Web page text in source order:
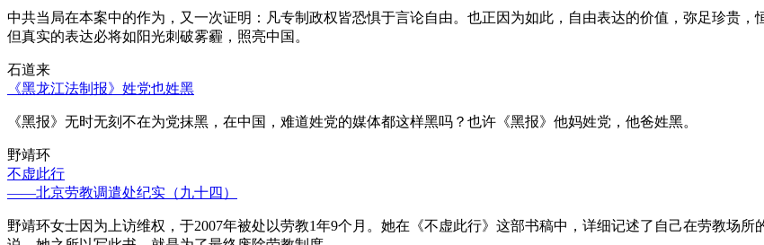
中共当局在本案中的作为，又一次证明：凡专制政权皆恐惧于言论自由。也正因为如此，自由表达的价值，弥足珍贵
但真实的表达必将如阳光刺破雾霾，照亮中国。
石道来
《黑龙江法制报》姓党也姓黑
《黑报》无时无刻不在为党抹黑，在中国，难道姓党的媒体都这样黑吗？也许《黑报》他妈姓党，他爸姓黑。
野靖环
不虚此行
——北京劳教调遣处纪实（九十四）
野靖环女士因为上访维权，于2007年被处以劳教1年9个月。她在《不虚此行》这部书稿中，详细记述了自己在劳教场